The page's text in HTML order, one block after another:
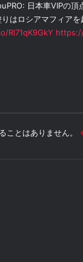
日本車VIPの頂
りはロシアマフィア
Rl71qK9GkY
ことはありません。